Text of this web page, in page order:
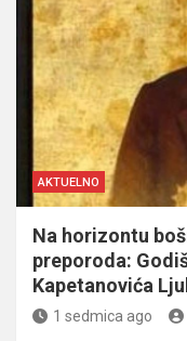
AKTUELNO
Na horizontu
preporoda:
Kapetanovića
1 sedmica ago